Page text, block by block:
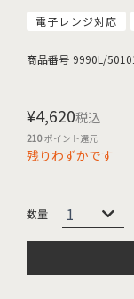
電子レンジ対応
商品番号 9990L/
¥4,620税込
210ポイント還元
残りわずかです